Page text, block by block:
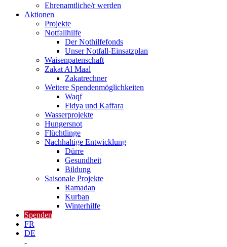
Ehrenamtliche/r werden
Aktionen
Projekte
Notfallhilfe
Der Nothilfefonds
Unser Notfall-Einsatzplan
Waisenpatenschaft
Zakat Al Maal
Zakatrechner
Weitere Spendenmöglichkeiten
Waqf
Fidya und Kaffara
Wasserprojekte
Hungersnot
Flüchtlinge
Nachhaltige Entwicklung
Dürre
Gesundheit
Bildung
Saisonale Projekte
Ramadan
Kurban
Winterhilfe
Spenden
FR
DE
-